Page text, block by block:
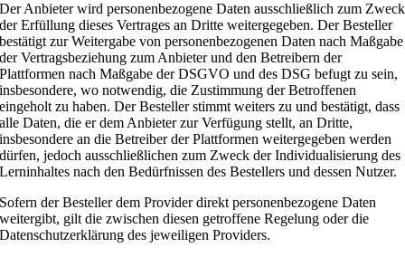
Der Anbieter wird personenbezogene Daten ausschließlich zum Zweck
der Erfüllung dieses Vertrages an Dritte weitergegeben. Der Besteller
bestätigt zur Weitergabe von personenbezogenen Daten nach Maßgabe
der Vertragsbeziehung zum Anbieter und den Betreibern der
Plattformen nach Maßgabe der DSGVO und des DSG befugt zu sein,
insbesondere, wo notwendig, die Zustimmung der Betroffenen
eingeholt zu haben. Der Besteller stimmt weiters zu und bestätigt, dass
alle Daten, die er dem Anbieter zur Verfügung stellt, an Dritte,
insbesondere an die Betreiber der Plattformen weitergegeben werden
dürfen, jedoch ausschließlichen zum Zweck der Individualisierung des
Lerninhaltes nach den Bedürfnissen des Bestellers und dessen Nutzer.
Sofern der Besteller dem Provider direkt personenbezogene Daten
weitergibt, gilt die zwischen diesen getroffene Regelung oder die
Datenschutzerklärung des jeweiligen Providers.